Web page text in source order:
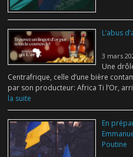
L’abus
3 mars
Une
Centrafrique, celle d’une bière
par son producteur: Africa Ti l’Or,
la suite
En
Poutine